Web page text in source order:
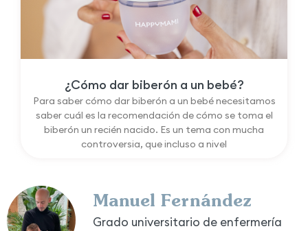
¿Cómo dar biberón a un bebé?
Para saber cómo dar biberón a un bebé necesitamos
saber cuál es la recomendación de cómo se toma el
biberón un recién nacido. Es un tema con mucha
controversia, que incluso a nivel
Manuel Fernández
Grado universitario de enfermería